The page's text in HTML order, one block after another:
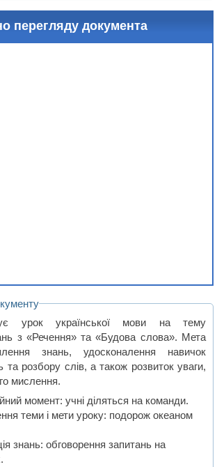
перегляду документа
урок української мови на тему
з «Речення» та «Будова слова». Мета
знань, удосконалення навичок
та розбору слів, а також розвиток уваги,
мислення.
момент: учні діляться на команди.
теми і мети уроку: подорож океаном
знань: обговорення запитань на